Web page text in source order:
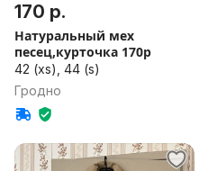
170 р.
Натуральный мех
песец,курточка 170р
42 (xs), 44 (s)
Гродно